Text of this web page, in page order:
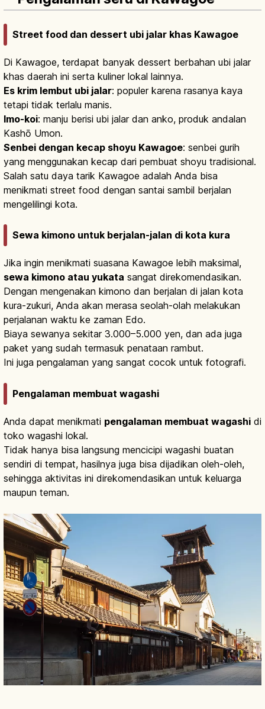
Street food dan dessert ubi jalar khas Kawagoe
Di Kawagoe, terdapat banyak dessert berbahan ubi jalar
khas daerah ini serta kuliner lokal lainnya.
Es krim lembut ubi jalar: populer karena rasanya kaya
tetapi tidak terlalu manis.
Imo-koi: manju berisi ubi jalar dan anko, produk andalan
Kashō Umon.
Senbei dengan kecap shoyu Kawagoe: senbei gurih
yang menggunakan kecap dari pembuat shoyu tradisional.
Salah satu daya tarik Kawagoe adalah Anda bisa
menikmati street food dengan santai sambil berjalan
mengelilingi kota.
Sewa kimono untuk berjalan-jalan di kota kura
Jika ingin menikmati suasana Kawagoe lebih maksimal,
sewa kimono atau yukata sangat direkomendasikan.
Dengan mengenakan kimono dan berjalan di jalan kota
kura-zukuri, Anda akan merasa seolah-olah melakukan
perjalanan waktu ke zaman Edo.
Biaya sewanya sekitar 3.000–5.000 yen, dan ada juga
paket yang sudah termasuk penataan rambut.
Ini juga pengalaman yang sangat cocok untuk fotografi.
Pengalaman membuat wagashi
Anda dapat menikmati pengalaman membuat wagashi di
toko wagashi lokal.
Tidak hanya bisa langsung mencicipi wagashi buatan
sendiri di tempat, hasilnya juga bisa dijadikan oleh-oleh,
sehingga aktivitas ini direkomendasikan untuk keluarga
maupun teman.